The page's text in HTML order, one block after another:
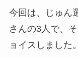
今回は、じゅん
さんの3人で、
ョイスしました。